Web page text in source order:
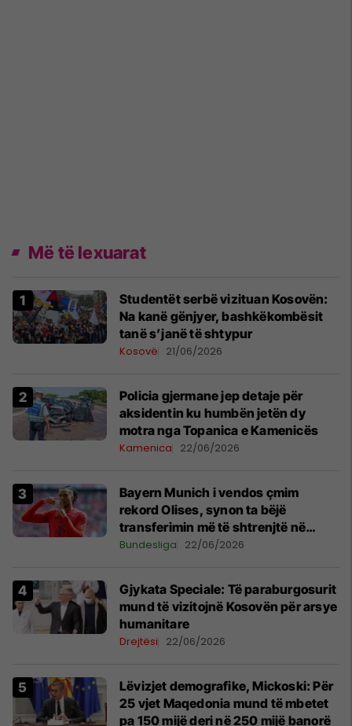
Më të lexuarat
Studentët serbë vizituan Kosovën:
Na kanë gënjyer, bashkëkombësit
tanë s’janë të shtypur
Kosovë 21/06/2026
Policia gjermane jep detaje për
aksidentin ku humbën jetën dy
motra nga Topanica e Kamenicës
Kamenica 22/06/2026
Bayern Munich i vendos çmim
rekord Olises, synon ta bëjë
transferimin më të shtrenjtë në
histori
Bundesliga 22/06/2026
​Gjykata Speciale: Të paraburgosurit
mund të vizitojnë Kosovën për arsye
humanitare
Drejtësi 22/06/2026
Lëvizjet demografike, Mickoski: Për
25 vjet Maqedonia mund të mbetet
pa 150 mijë deri në 250 mijë banorë